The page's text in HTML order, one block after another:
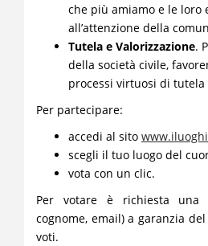
che più amiamo e le loro
all’attenzione della
Tutela e Valorizzazione.
della società civile,
processi virtuosi di tutela
Per partecipare:
accedi al sito
scegli il tuo luogo del
vota con un clic.
Per votare è richiesta una
cognome, email) a garanzia
voti.